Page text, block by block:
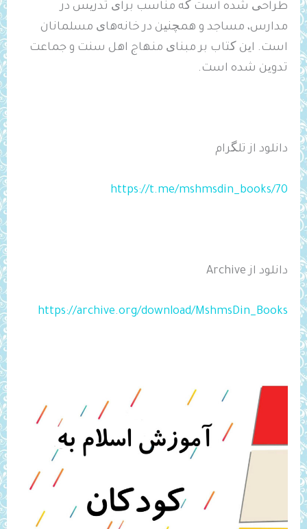
طراحی شده است که مناسب برای تدریس در
مدارس، مساجد و همچنین در خانه‌های مسلمانان
است. این کتاب بر مبنای منهاج اهل سنت و جماعت
تدوین شده است.
دانلود از تلگرام
https://t.me/mshmsdin_books/70
دانلود از Archive
https://archive.org/download/MshmsDin_Books